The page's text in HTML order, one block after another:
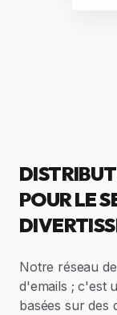
POUR LE
Notre réseau
d'emails ; c'est
basées sur des